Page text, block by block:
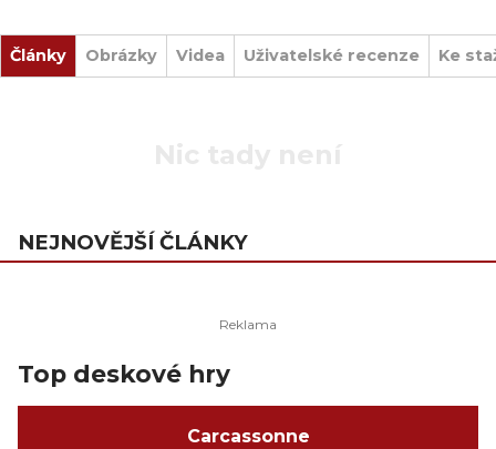
Články Obrázky Videa Uživatelské recenze Ke
NEJNOVĚJŠÍ ČLÁNKY
Top deskové hry
Carcassonne